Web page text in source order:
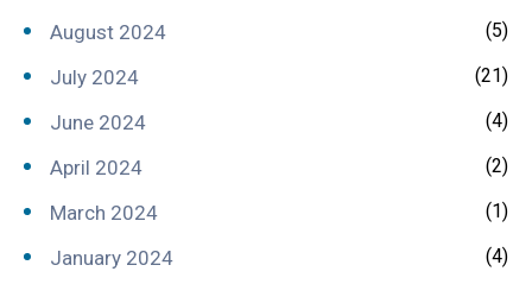
August 2024 (5)
July 2024 (21)
June 2024 (4)
April 2024 (2)
March 2024 (1)
January 2024 (4)